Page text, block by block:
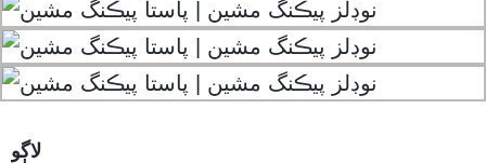
لاڳو